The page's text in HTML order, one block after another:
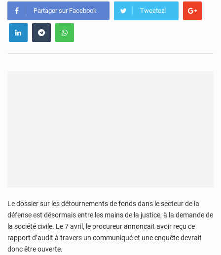
Partager sur Facebook Tweetez!
Le dossier sur les détournements de fonds dans le secteur de la
défense est désormais entre les mains de la justice, à la demande de
la société civile. Le 7 avril, le procureur annoncait avoir reçu ce
rapport d’audit à travers un communiqué et une enquête devrait
donc être ouverte.